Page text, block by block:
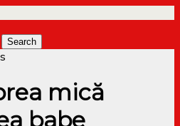
mică
babe